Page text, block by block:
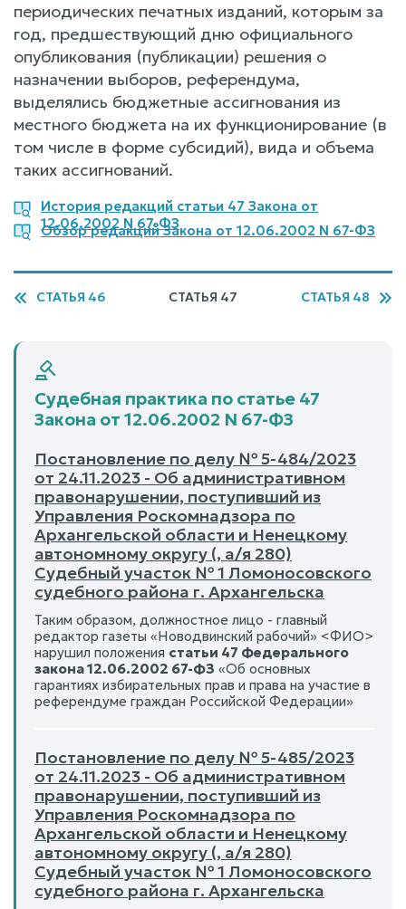
периодических печатных изданий, которым за
год, предшествующий дню официального
опубликования (публикации) решения о
назначении выборов, референдума,
выделялись бюджетные ассигнования из
местного бюджета на их функционирование (в
том числе в форме субсидий), вида и объема
таких ассигнований.
История редакций статьи 47 Закона от
12.06.2002 N 67-ФЗ
Обзор редакций Закона от 12.06.2002 N 67-ФЗ
СТАТЬЯ 46 СТАТЬЯ 47 СТАТЬЯ 48
Судебная практика по статье 47
Закона от 12.06.2002 N 67-ФЗ
Постановление по делу № 5-484/2023
от 24.11.2023 - Об административном
правонарушении, поступивший из
Управления Роскомнадзора по
Архангельской области и Ненецкому
автономному округу (, а/я 280)
Судебный участок № 1 Ломоносовского
судебного района г. Архангельска
Таким образом, должностное лицо - главный
редактор газеты «Новодвинский рабочий» <ФИО>
нарушил положения статьи 47 Федерального
закона 12.06.2002 67-ФЗ «Об основных
гарантиях избирательных прав и права на участие в
референдуме граждан Российской Федерации»
Постановление по делу № 5-485/2023
от 24.11.2023 - Об административном
правонарушении, поступивший из
Управления Роскомнадзора по
Архангельской области и Ненецкому
автономному округу (, а/я 280)
Судебный участок № 1 Ломоносовского
судебного района г. Архангельска